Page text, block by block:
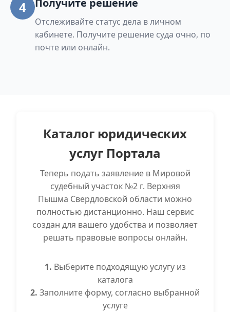
4 Получите решение
Отслеживайте статус дела в личном
кабинете. Получите решение суда очно, по
почте или онлайн.
Каталог юридических
услуг Портала
Теперь подать заявление в Мировой
судебный участок №2 г. Верхняя
Пышма Свердловской области можно
полностью дистанционно. Наш сервис
создан для вашего удобства и позволяет
решать правовые вопросы онлайн.
1. Выберите подходящую услугу из
каталога
2. Заполните форму, согласно выбранной
услуге